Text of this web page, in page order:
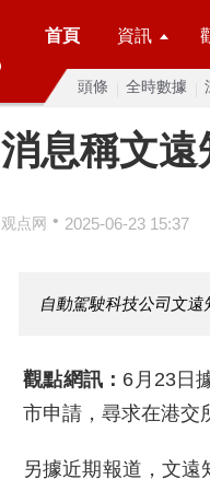
首頁 資訊
頭條 全時數據
消息稱文
观点网 • 2025-06-23 15:37
自動駕駛科技公司文遠
觀點網訊： 6月23日
市申請，尋求在港交
另據近期報道，文